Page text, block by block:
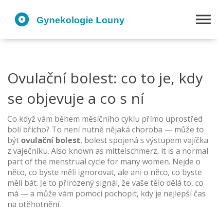
Ovulační bolest: co to je, kdy
se objevuje a co s ní
Co když vám během měsíčního cyklu přímo uprostřed
bolí břicho? To není nutně nějaká choroba — může to
být ovulační bolest, bolest spojená s výstupem vajíčka
z vaječníku. Also known as mittelschmerz, it is a normal
part of the menstrual cycle for many women. Nejde o
něco, co byste měli ignorovat, ale ani o něco, co byste
měli bát. Je to přirozený signál, že vaše tělo dělá to, co
má — a může vám pomoci pochopit, kdy je nejlepší čas
na otěhotnění.